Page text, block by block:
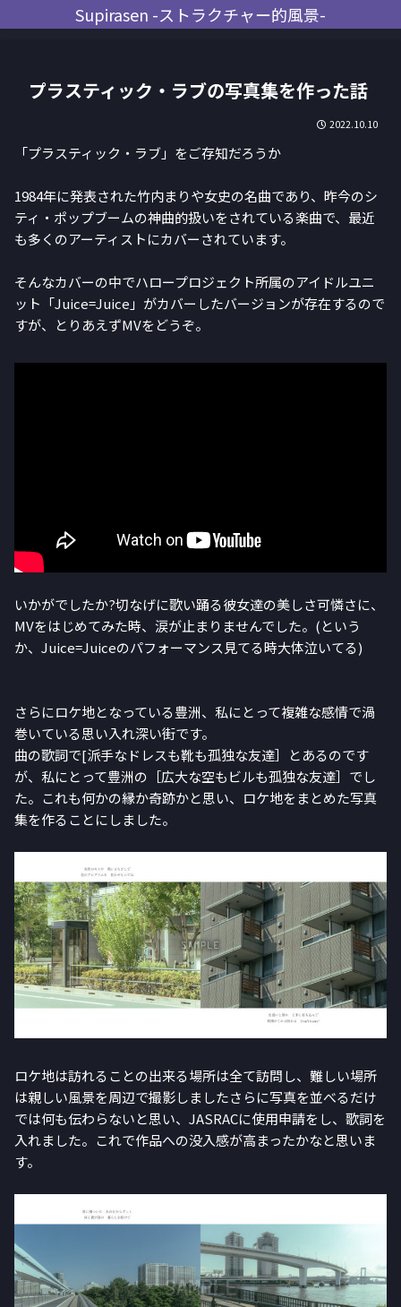
Supirasen -ストラクチャー的風景-
プラスティック・ラブの写真集を作った話
2022.10.10
「プラスティック・ラブ」をご存知だろうか
1984年に発表された竹内まりや女史の名曲であり、昨今のシ
ティ・ポップブームの神曲的扱いをされている楽曲で、最近
も多くのアーティストにカバーされています。
そんなカバーの中でハロープロジェクト所属のアイドルユニ
ット「Juice=Juice」がカバーしたバージョンが存在するので
すが、とりあえずMVをどうぞ。
いかがでしたか?切なげに歌い踊る彼女達の美しさ可憐さに、
MVをはじめてみた時、涙が止まりませんでした。(という
か、Juice=Juiceのパフォーマンス見てる時大体泣いてる)
さらにロケ地となっている豊洲、私にとって複雑な感情で渦
巻いている思い入れ深い街です。
曲の歌詞で[派手なドレスも靴も孤独な友達］とあるのです
が、私にとって豊洲の［広大な空もビルも孤独な友達］でし
た。これも何かの縁か奇跡かと思い、ロケ地をまとめた写真
集を作ることにしました。
ロケ地は訪れることの出来る場所は全て訪問し、難しい場所
は親しい風景を周辺で撮影しましたさらに写真を並べるだけ
では何も伝わらないと思い、JASRACに使用申請をし、歌詞を
入れました。これで作品への没入感が高まったかなと思いま
す。